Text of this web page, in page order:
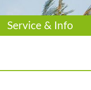
Service & Info